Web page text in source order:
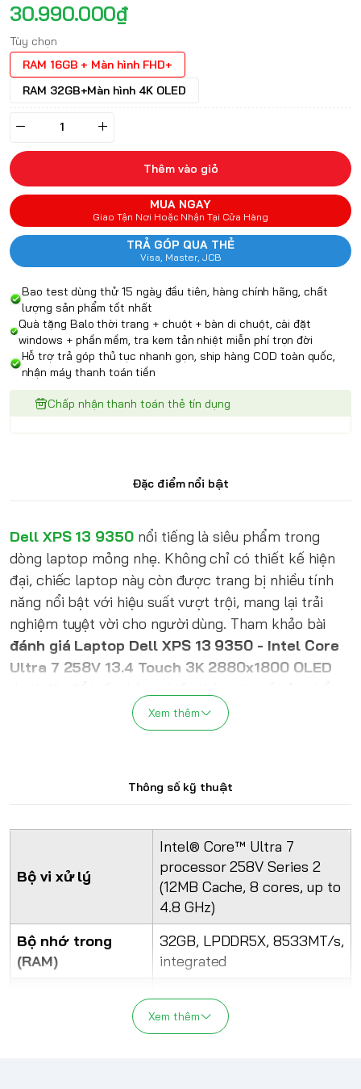
30.990.000₫
Tùy chọn
RAM 16GB + Màn hình FHD+
RAM 32GB+Màn hình 4K OLED
Thêm vào giỏ
MUA NGAY
Giao Tận Nơi Hoặc Nhận Tại Cửa Hàng
TRẢ GÓP QUA THẺ
Visa, Master, JCB
Bao test dùng thử 15 ngày đầu tiên, hàng chính hãng, chất
lượng sản phẩm tốt nhất
Quà tặng Balo thời trang + chuột + bàn di chuột, cài đặt
windows + phần mềm, tra kem tản nhiệt miễn phí trọn đời
Hỗ trợ trả góp thủ tục nhanh gọn, ship hàng COD toàn quốc,
nhận máy thanh toán tiền
Chấp nhận thanh toán thẻ tín dụng
Đặc điểm nổi bật
Dell XPS 13 9350 nổi tiếng là siêu phẩm trong
dòng laptop mỏng nhẹ. Không chỉ có thiết kế hiện
đại, chiếc laptop này còn được trang bị nhiều tính
năng nổi bật với hiệu suất vượt trội, mang lại trải
nghiệm tuyệt vời cho người dùng. Tham khảo bài
đánh giá Laptop Dell XPS 13 9350 - Intel Core
Ultra 7 258V 13.4 Touch 3K 2880x1800 OLED
Xem thêm
Thông số kỹ thuật
Bộ vi xử lý
Intel® Core™ Ultra 7
processor 258V Series 2
(12MB Cache, 8 cores, up to
4.8 GHz)
Bộ nhớ trong
(RAM)
32GB, LPDDR5X, 8533MT/s,
integrated
1TB M.2 PCIe NVMe Solid
State Drive
Xem thêm